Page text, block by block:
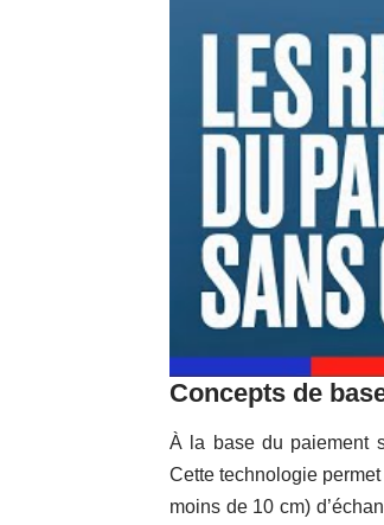
Concepts de
À la base du paiement
Cette technologie
moins de 10 cm)